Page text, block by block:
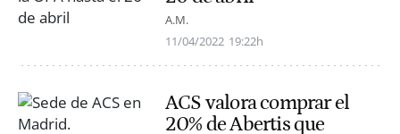
A.M.
11/04/2022 19:22h
ACS valora comprar el
20% de Abertis que